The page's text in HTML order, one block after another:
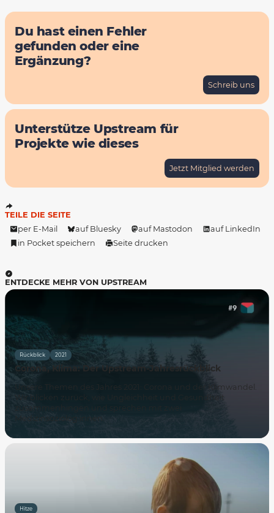
Du hast einen Fehler
gefunden oder eine
Ergänzung?
Schreib uns
Unterstütze Upstream für
Projekte wie dieses
Jetzt Mitglied werden
TEILE DIE SEITE
per E-Mail
auf Bluesky auf Mastodon
auf LinkedIn
in Pocket speichern
Seite drucken
ENTDECKE MEHR VON UPSTREAM
Rückblick 2021
Corona, Klima: Der Upstream-Jahresrückblick
Unsere Themen des Jahres 2021: Corona und der Klimwandel.
Wir blicken zurück, wie Ungleichheit und Gesundheit
Hitze